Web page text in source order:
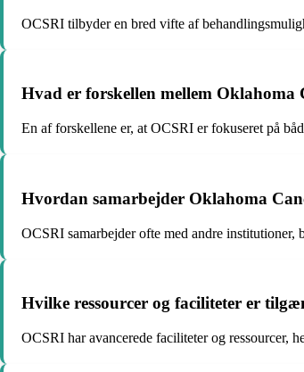
OCSRI tilbyder en bred vifte af
Hvad er forskellen mellem Oklahoma
En af forskellene er, at OCSRI er fokuseret på
Hvordan samarbejder Oklahoma
OCSRI samarbejder ofte med andre
Hvilke ressourcer og faciliteter er
OCSRI har avancerede faciliteter og ressourcer,